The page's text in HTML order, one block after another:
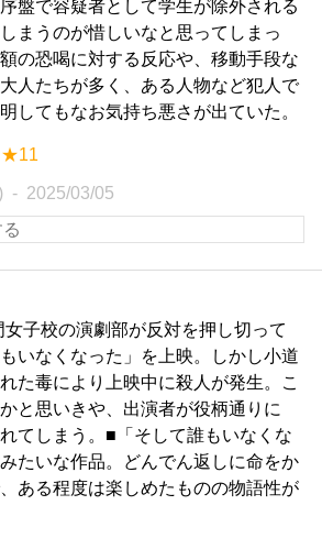
盤で容疑者として学生が除外される
まうのが惜しいなと思ってしまっ
の恐喝に対する反応や、移動手段な
人たちが多く、ある人物など犯人で
してもなお気持ち悪さが出ていた。
★11
2025/03/05
女子校の演劇部が反対を押し切って
もいなくなった」を上映。しかし小道
た毒により上映中に殺人が発生。こ
と思いきや、出演者が役柄通りに
てしまう。■「そして誰もいなくな
たいな作品。どんでん返しに命をか
ある程度は楽しめたものの物語性が